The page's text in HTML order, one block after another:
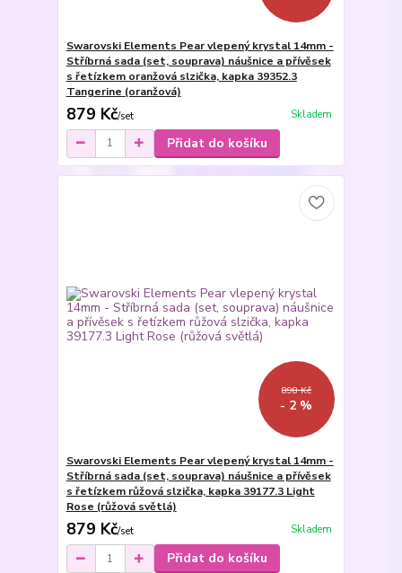
Swarovski Elements Pear vlepený krystal 14mm -
Stříbrná sada (set, souprava) náušnice a přívěsek
s řetízkem oranžová slzička, kapka 39352.3
Tangerine (oranžová)
879 Kč/set Skladem
Přidat do košíku
898 Kč
- 2 %
Swarovski Elements Pear vlepený krystal 14mm -
Stříbrná sada (set, souprava) náušnice a přívěsek
s řetízkem růžová slzička, kapka 39177.3 Light
Rose (růžová světlá)
879 Kč/set Skladem
Přidat do košíku